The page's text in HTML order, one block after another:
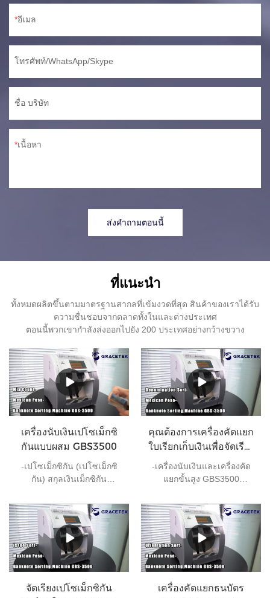
อีเมล
โทรศัพท์/WhatsApp/Skype
ชื่อ บริษัท
เนื้อหา
ส่งคำถามตอนนี้
ที่แนะนำ
ทั้งหมดผลิตขึ้นตามมาตรฐานสากลที่เข้มงวดที่สุด สินค้าของเราได้รับ
ความชื่นชอบจากตลาดทั้งในและต่างประเทศ
ตอนนี้พวกเขากำลังส่งออกไปยัง 200 ประเทศอย่างกว้างขวาง
เครื่องนับเงินเปโซเม็กซิ
กันแบบผสม GBS3500
-เปโซเม็กซิกัน (เปโซเม็กซิ
กัน) สกุลเงินเม็กซิกัน
อยู่ที่ 22 เปโซ หมายเลขสกุล
เงิน mxn หน่วยสกุลเงินรอง
คือเซนต์ 1 เปโซ = 100 เซ็นต์
ออกเหรียญ 5, 10, 20, 50 เซ็น
ต์และ 1, 2, 5, 10 เปโซ 20.
ธนบัตร 50, 100, 200, 500,
1,000 เปโซ
คุณต้องการเครื่องคัดแยก
ใบเรียกเก็บเงินเพื่อจัดเรียง
เงินเปโซเม็กซิกันหรือไม่?
-เครื่องนับเงินและเครื่องคัด
แยกขั้นสูง GBS3500
มากด้วยความเร็วสูง มาพร้อม
กับชุดคุณสมบัติที่ครอบคลุม
เพื่อให้มั่นใจว่าใบเรียกเก็บเงิน
ของคุณมีความถูกต้องและนับ
จำนวนได้ถูกต้อง เครื่องนี้จะ
นำการประมวลผลเงินสดของ
คุณไปสู่ระดับใหม่และมอบ
ประสบการณ์ที่ดีทุกครั้ง
จัดเรียงเปโซเม็กซิกัน
เครื่องคัดแยกธนบัตร